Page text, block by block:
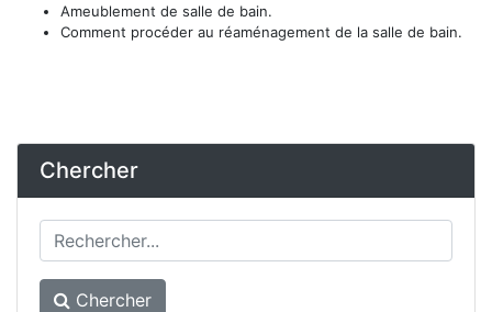
Ameublement de salle de bain.
Comment procéder au réaménagement de la salle de bain.
Chercher
Chercher